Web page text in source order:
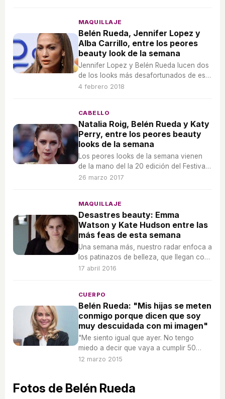
MAQUILLAJE
Belén Rueda, Jennifer Lopez y
Alba Carrillo, entre los peores
beauty look de la semana
Jennifer Lopez y Belén Rueda lucen dos
de los looks más desafortunados de esta
semana.
4 febrero 2018
CABELLO
Natalia Roig, Belén Rueda y Katy
Perry, entre los peores beauty
looks de la semana
Los peores looks de la semana vienen
de la mano del la 20 edición del Festival
de Cine de Málaga y de diferentes galas
26 marzo 2017
MAQUILLAJE
Desastres beauty: Emma
Watson y Kate Hudson entre las
más feas de esta semana
Una semana más, nuestro radar enfoca a
los patinazos de belleza, que llegan con
muchas sorpresas.
17 abril 2016
CUERPO
Belén Rueda: "Mis hijas se meten
conmigo porque dicen que soy
muy descuidada con mi imagen"
"Me siento igual que ayer. No tengo
miedo a decir que vaya a cumplir 50
años", afirma la actriz.
12 marzo 2015
Fotos de Belén Rueda